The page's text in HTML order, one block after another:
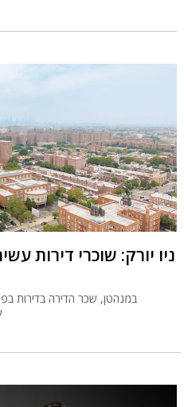
ניו יורק: שוכרי דירות
במנהטן, שכר הדירה בדירות